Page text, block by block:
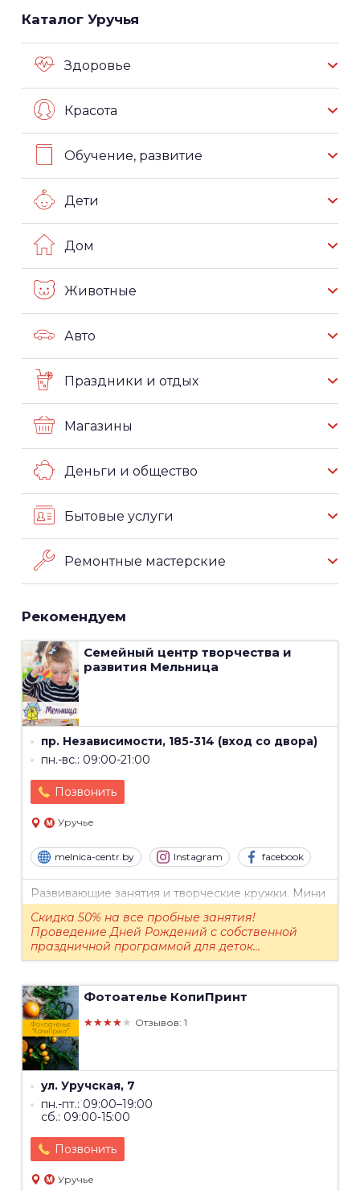
Каталог Уручья
Здоровье
Красота
Обучение, развитие
Дети
Дом
Животные
Авто
Праздники и отдых
Магазины
Деньги и общество
Бытовые услуги
Ремонтные мастерские
Рекомендуем
Семейный центр творчества и
развития Мельница
пр. Независимости, 185-314 (вход со двора)
пн.-вс.: 09:00-21:00
Позвонить
Уручье
melnica-centr.by Instagram facebook
Развивающие занятия и творческие кружки. Мини
детский сад. Сад полного дня. Подготовка к
школе. Пребывание полный день. Скорочтение.
Шахматы. Робототехника. Онлайн-рисование...
Скидка 50% на все пробные занятия!
Проведение Дней Рождений с собственной
праздничной программой для деток...
Фотоателье КопиПринт
★★★★★ Отзывов: 1
ул. Уручская, 7
пн.-пт.: 09:00–19:00
сб.: 09:00-15:00
Позвонить
Уручье